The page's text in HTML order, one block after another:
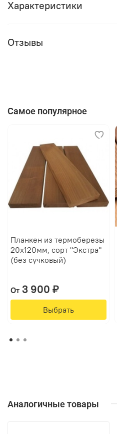
Характеристики
Отзывы
Самое популярное
Планкен из термоберезы
20х120мм, сорт "Экстра"
(без сучковый)
От3 900 ₽
Выбрать
Аналогичные товары